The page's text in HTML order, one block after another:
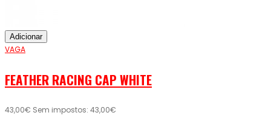
Adicionar
VAGA
FEATHER RACING CAP WHITE
43,00€ Sem impostos: 43,00€